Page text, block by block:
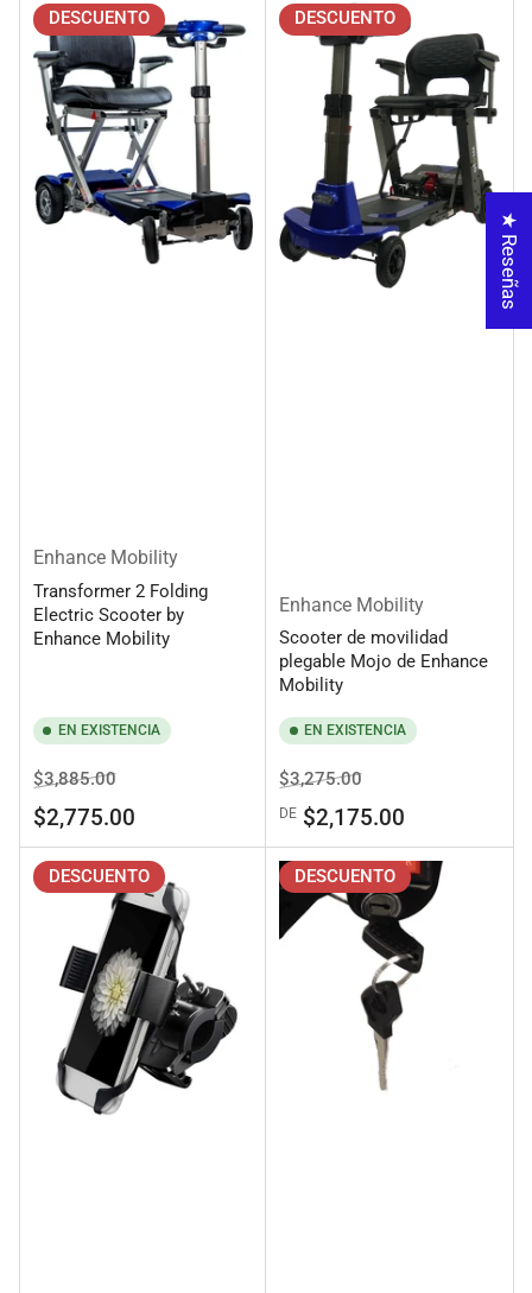
DESCUENTO
Enhance Mobility
Transformer 2 Folding
Electric Scooter by
Enhance Mobility
EN EXISTENCIA
Precio
regular
$3,885.00Precio
de
$2,775.00
DESCUENTO
Enhance Mobility
Scooter de movilidad
plegable Mojo de Enhance
Mobility
EN EXISTENCIA
Precio
regular
$3,275.00Precio
de
DE $2,175.00
DESCUENTO DESCUENTO
★ Reseñas